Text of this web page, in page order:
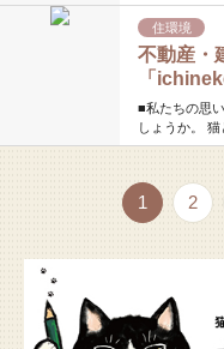
住環境
不動産・
「
■私たちの思
しょうか。 猫
1 2